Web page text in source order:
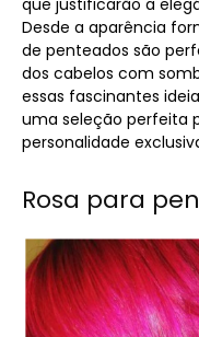
que justificarão a
Desde a aparência
de penteados são
dos cabelos com
essas fascinantes
uma seleção perfeita
personalidade
Rosa para